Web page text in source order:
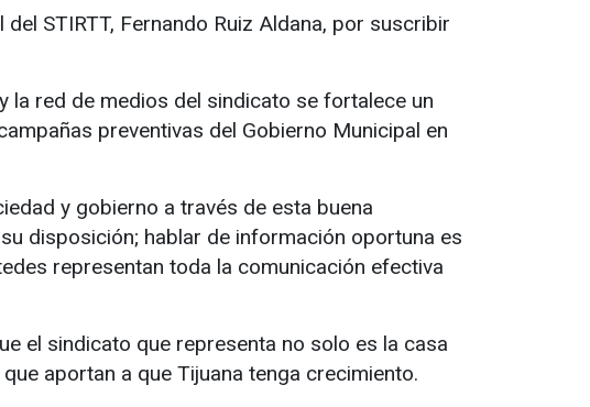
STIRTT, Fernando Ruiz Aldana, por suscribir
la red de medios del sindicato se fortalece un
preventivas del Gobierno Municipal en
y gobierno a través de esta buena
disposición; hablar de información oportuna es
representan toda la comunicación efectiva
el sindicato que representa no solo es la casa
aportan a que Tijuana tenga crecimiento.